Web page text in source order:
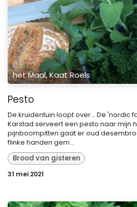
het Maal, Kaat Roels
Pesto
De kruidentuin loopt over... De 'nordic
Karstad serveert een pesto naar mijn
pijnboompitten gaat er oud
flinke handen gem...
Brood van gisteren
31 mei 2021